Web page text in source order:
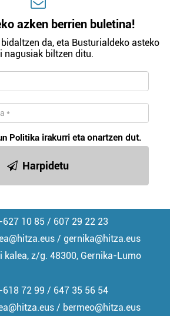
azken berrien buletina!
da, eta Busturialdeko asteko
nagusiak biltzen ditu.
Politika irakurri eta onartzen dut.
Harpidetu
10 85 / 607 29 22 23
/ gernika@hitza.eus
kalea, z/g. 48300, Gernika-Lumo
618 72 99 / 647 35 56 54
/ bermeo@hitza.eus